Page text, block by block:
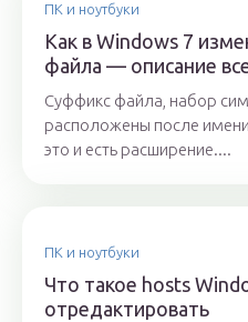
ПК и ноутбуки
Как в Windows 7
файла — описание
Суффикс файла, набор
расположены после
это и есть расширение....
ПК и ноутбуки
Что такое hosts
отредактировать